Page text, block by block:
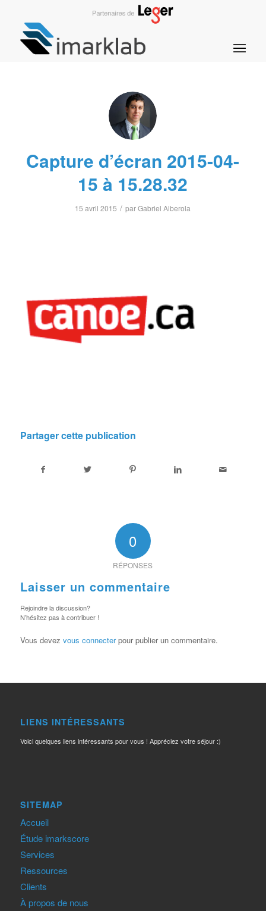
Capture d’écran 2015-04-
15 à 15.28.32
15 avril 2015 / parGabriel Alberola
Partager cette publication
0
RÉPONSES
Laisser un commentaire
Rejoindre la discussion?
N’hésitez pas à contribuer !
Vous devez vous connecterpour publier un commentaire.
LIENS INTÉRESSANTS
Voici quelques liens intéressants pour vous ! Appréciez votre séjour :)
SITEMAP
Accueil
Étude imarkscore
Services
Ressources
Clients
À propos de nous